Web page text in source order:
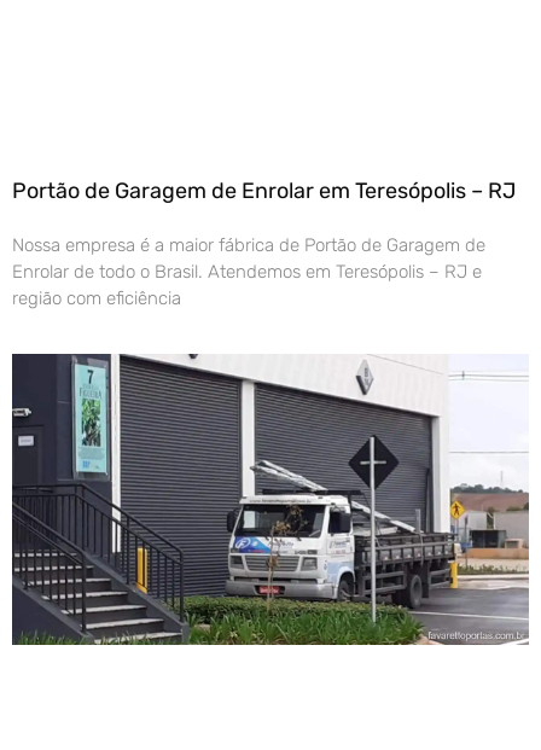
Portão de Garagem de Enrolar em Teresópolis – RJ
Nossa empresa é a maior fábrica de Portão de Garagem de
Enrolar de todo o Brasil. Atendemos em Teresópolis – RJ e
região com eficiência